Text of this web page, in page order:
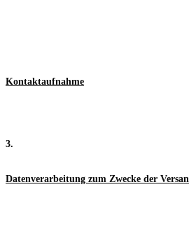
Kontaktaufnahme
3.
Datenverarbeitung zum Zwecke der